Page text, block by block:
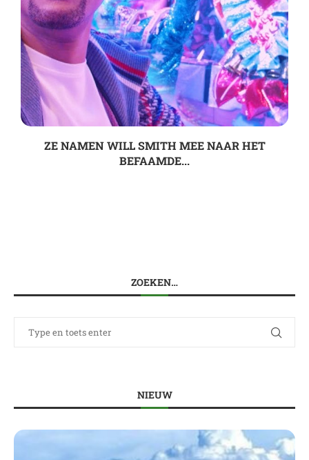
ZE NAMEN WILL SMITH MEE NAAR HET
BEFAAMDE...
ZOEKEN…
NIEUW